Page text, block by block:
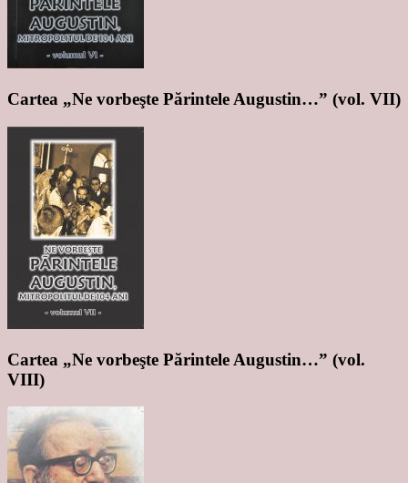
Cartea „Ne vorbeşte Părintele Augustin…” (vol. VII)
Cartea „Ne vorbeşte Părintele Augustin…” (vol.
VIII)